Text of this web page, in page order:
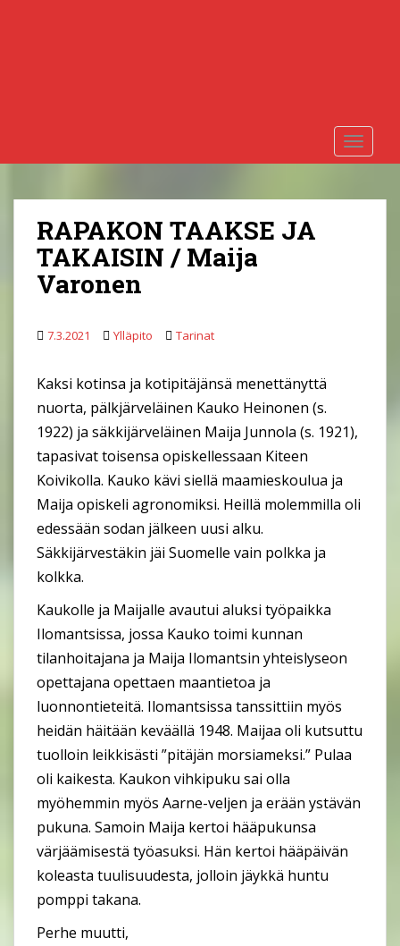
RAPAKON TAAKSE JA
TAKAISIN / Maija
Varonen
7.3.2021 Ylläpito Tarinat
Kaksi kotinsa ja kotipitäjänsä menettänyttä
nuorta, pälkjärveläinen Kauko Heinonen (s.
1922) ja säkkijärveläinen Maija Junnola (s. 1921),
tapasivat toisensa opiskellessaan Kiteen
Koivikolla. Kauko kävi siellä maamieskoulua ja
Maija opiskeli agronomiksi. Heillä molemmilla oli
edessään sodan jälkeen uusi alku.
Säkkijärvestäkin jäi Suomelle vain polkka ja
kolkka.
Kaukolle ja Maijalle avautui aluksi työpaikka
Ilomantsissa, jossa Kauko toimi kunnan
tilanhoitajana ja Maija Ilomantsin yhteislyseon
opettajana opettaen maantietoa ja
luonnontieteitä. Ilomantsissa tanssittiin myös
heidän häitään keväällä 1948. Maijaa oli kutsuttu
tuolloin leikkisästi ”pitäjän morsiameksi.” Pulaa
oli kaikesta. Kaukon vihkipuku sai olla
myöhemmin myös Aarne-veljen ja erään ystävän
pukuna. Samoin Maija kertoi hääpukunsa
värjäämisestä työasuksi. Hän kertoi hääpäivän
koleasta tuulisuudesta, jolloin jäykkä huntu
pomppi takana.
Perhe muutti,